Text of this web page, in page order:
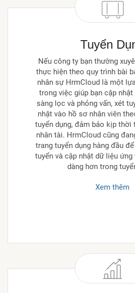
Tuyển
Nếu công ty bạn thường
thực hiện theo quy trình bài
nhân sự HrmCloud là một
trong việc giúp bạn cập
sàng lọc và phỏng vấn, xét
nhật vào hồ sơ nhân viên
tuyển dụng, đảm bảo kịp thời
nhân tài. HrmCloud cũng
trang tuyển dụng hàng đầu
tuyển và cập nhật dữ liệu ứng
dàng hơn trong
Xem thêm